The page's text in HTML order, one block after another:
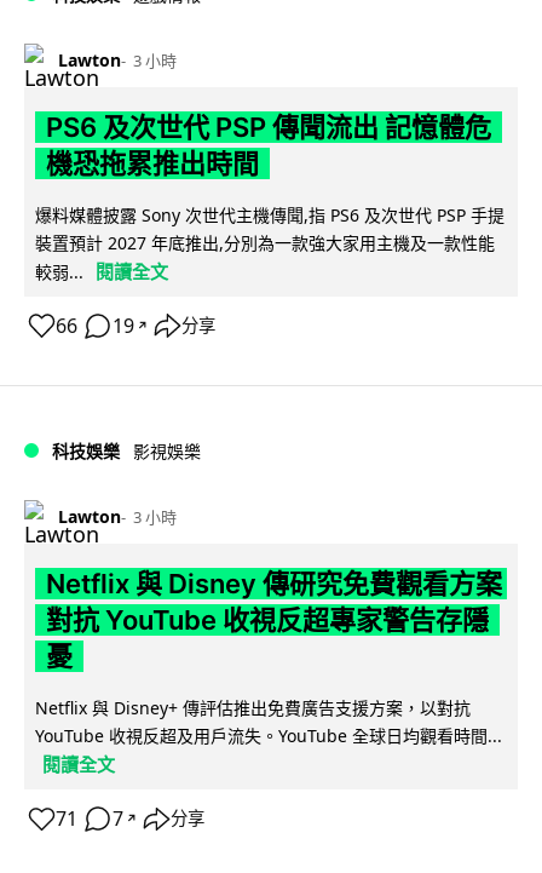
Lawton 3 小時
PS6 及次世代 PSP 傳聞流出 記憶體危
機恐拖累推出時間
爆料媒體披露 Sony 次世代主機傳聞,指 PS6 及次世代 PSP 手提
裝置預計 2027 年底推出,分別為一款強大家用主機及一款性能
較弱...
閱讀全文
66 19 ↗ 分享
科技娛樂 影視娛樂
Lawton 3 小時
Netflix 與 Disney 傳研究免費觀看方案
對抗 YouTube 收視反超專家警告存隱
憂
Netflix 與 Disney+ 傳評估推出免費廣告支援方案，以對抗
YouTube 收視反超及用戶流失。YouTube 全球日均觀看時間...
閱讀全文
71 7 ↗ 分享